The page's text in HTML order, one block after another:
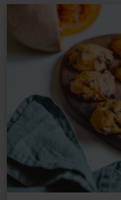
300 ml śmietanki
40 g Czekolady
Przygotowanie:
Aby zrobić krem
puszkę z
przez około dwie
do ostudzenia;
Gdy kajmak będzie
sztywno.